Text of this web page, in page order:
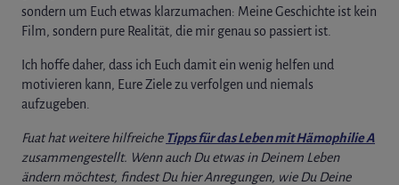
sondern um Euch etwas klarzumachen: Meine Geschichte ist kein
Film, sondern pure Realität, die mir genau so passiert ist.
Ich hoffe daher, dass ich Euch damit ein wenig helfen und
motivieren kann, Eure Ziele zu verfolgen und niemals
aufzugeben.
Fuat hat weitere hilfreiche Tipps für das Leben mit Hämophilie A
zusammengestellt. Wenn auch Du etwas in Deinem Leben
ändern möchtest, findest Du hier Anregungen, wie Du Deine